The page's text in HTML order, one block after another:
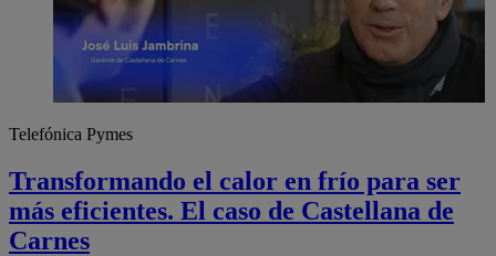
Telefónica Pymes
Transformando el calor en frío para ser
más eficientes. El caso de Castellana de
Carnes